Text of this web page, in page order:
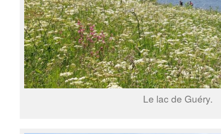
Le lac de Guéry.